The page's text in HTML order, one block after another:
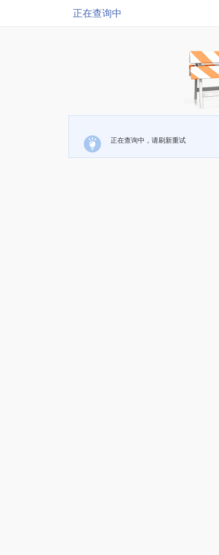
正在查询中
正在查询中，请刷新重试